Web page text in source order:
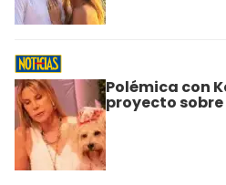
Polémica con
proyecto